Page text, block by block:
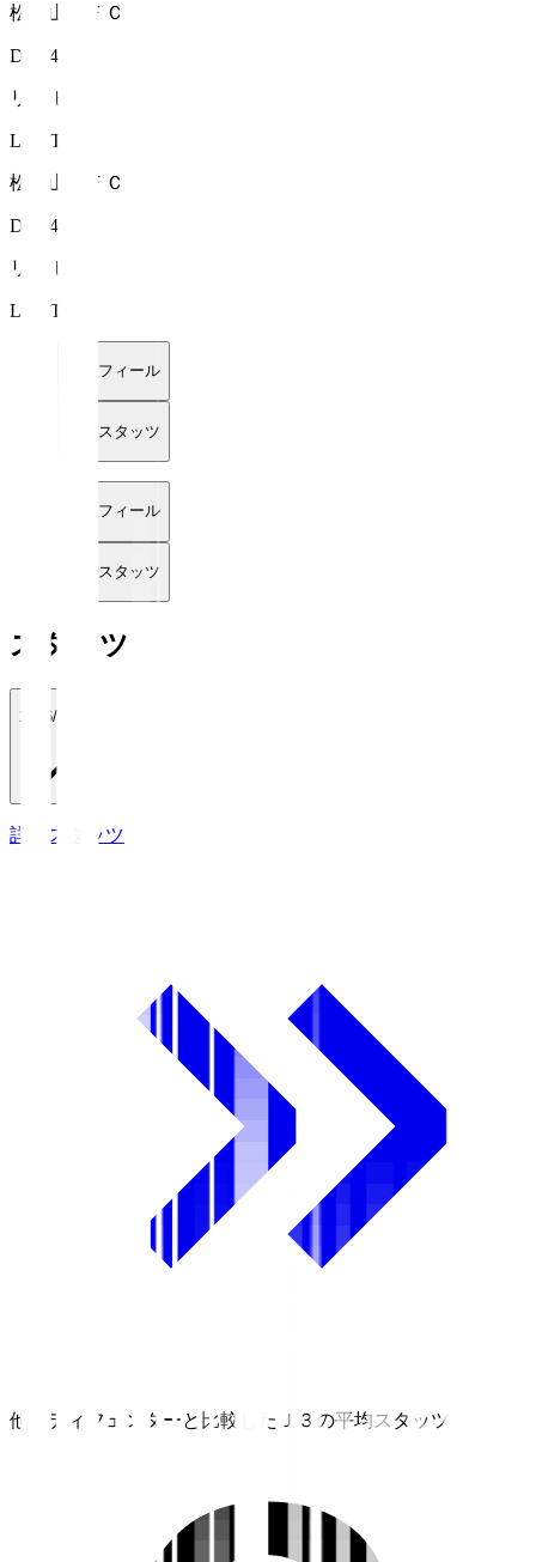
松本山雅ＦＣ
DF 44
リ トビン
LEE Tobin
松本山雅ＦＣ
DF 44
リ トビン
LEE Tobin
プロフィール
詳細スタッツ
プロフィール
詳細スタッツ
スタッツ
2026/27
詳細スタッツ
他のディフェンダーと比較したＪ３の平均スタッツ